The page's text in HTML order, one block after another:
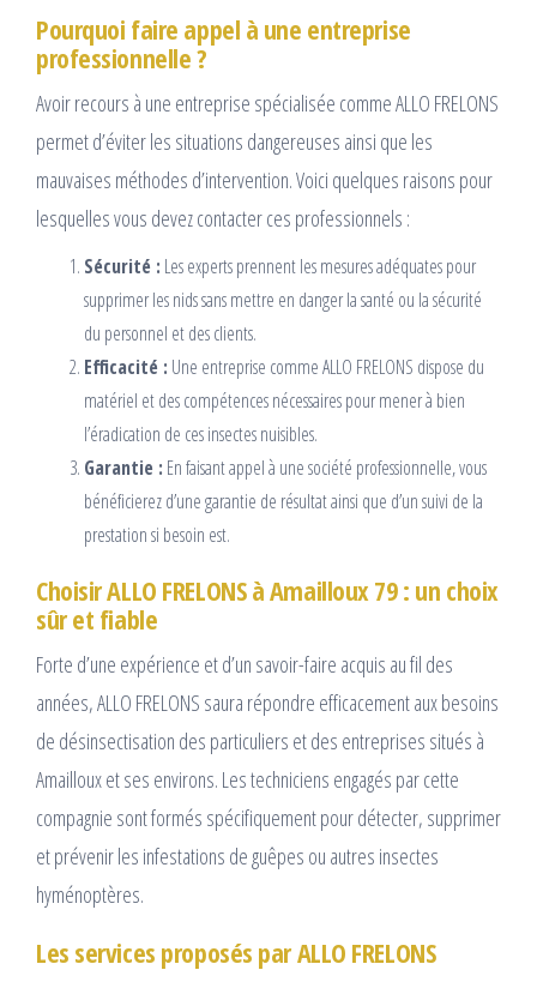
Pourquoi faire appel à une entreprise
professionnelle ?
Avoir recours à une entreprise spécialisée comme ALLO FRELONS
permet d’éviter les situations dangereuses ainsi que les
mauvaises méthodes d’intervention. Voici quelques raisons pour
lesquelles vous devez contacter ces professionnels :
Sécurité : Les experts prennent les mesures adéquates pour
supprimer les nids sans mettre en danger la santé ou la sécurité
du personnel et des clients.
Efficacité : Une entreprise comme ALLO FRELONS dispose du
matériel et des compétences nécessaires pour mener à bien
l’éradication de ces insectes nuisibles.
Garantie : En faisant appel à une société professionnelle, vous
bénéficierez d’une garantie de résultat ainsi que d’un suivi de la
prestation si besoin est.
Choisir ALLO FRELONS à Amailloux 79 : un choix
sûr et fiable
Forte d’une expérience et d’un savoir-faire acquis au fil des
années, ALLO FRELONS saura répondre efficacement aux besoins
de désinsectisation des particuliers et des entreprises situés à
Amailloux et ses environs. Les techniciens engagés par cette
compagnie sont formés spécifiquement pour détecter, supprimer
et prévenir les infestations de guêpes ou autres insectes
hyménoptères.
Les services proposés par ALLO FRELONS